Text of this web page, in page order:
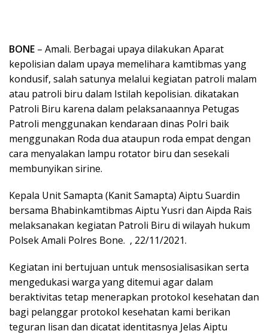
BONE – Amali. Berbagai upaya dilakukan Aparat
kepolisian dalam upaya memelihara kamtibmas yang
kondusif, salah satunya melalui kegiatan patroli malam
atau patroli biru dalam Istilah kepolisian. dikatakan
Patroli Biru karena dalam pelaksanaannya Petugas
Patroli menggunakan kendaraan dinas Polri baik
menggunakan Roda dua ataupun roda empat dengan
cara menyalakan lampu rotator biru dan sesekali
membunyikan sirine.
Kepala Unit Samapta (Kanit Samapta) Aiptu Suardin
bersama Bhabinkamtibmas Aiptu Yusri dan Aipda Rais
melaksanakan kegiatan Patroli Biru di wilayah hukum
Polsek Amali Polres Bone. , 22/11/2021.
Kegiatan ini bertujuan untuk mensosialisasikan serta
mengedukasi warga yang ditemui agar dalam
beraktivitas tetap menerapkan protokol kesehatan dan
bagi pelanggar protokol kesehatan kami berikan
teguran lisan dan dicatat identitasnya Jelas Aiptu